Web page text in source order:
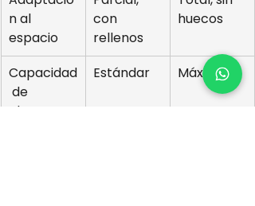
n al
espacio
con
rellenos
huecos
Capacidad
de
almacena
Estándar Máxima